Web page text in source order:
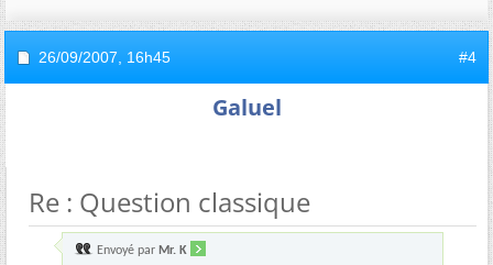
26/09/2007, 16h45 #4
Galuel
Re : Question classique
Envoyé par Mr. K